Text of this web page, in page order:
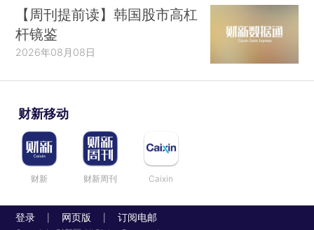
【周刊提前读】韩国股市高杠
杆镜鉴
2026年08月08日
财新移动
财新 财新周刊 Caixin
登录 网页版 订阅电邮